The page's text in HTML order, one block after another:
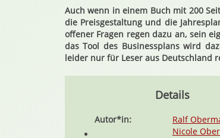
Auch wenn in einem Buch mit 200
die Preisgestaltung und die
offener Fragen regen dazu an, sein
das Tool des Businessplans wird
leider nur für Leser aus Deutschland
Details
Autor*in:
Ralf
Nicole